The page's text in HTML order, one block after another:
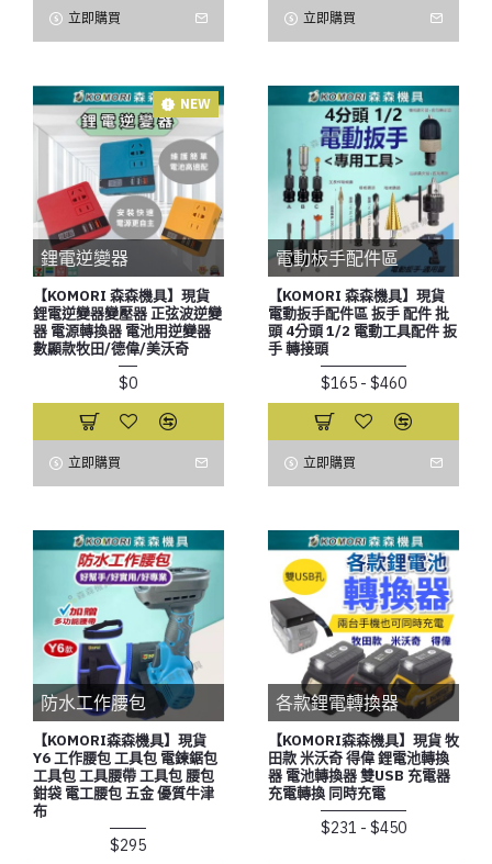
立即購買 立即購買
NEW
鋰電逆變器
【KOMORI 森森機具】現貨
鋰電逆變器變壓器 正弦波逆變
器 電源轉換器 電池用逆變器
數顯款牧田/德偉/美沃奇
$0
立即購買
電動板手配件區
【KOMORI 森森機具】現貨
電動扳手配件區 扳手 配件 批
頭 4分頭 1/2 電動工具配件 扳
手 轉接頭
$165 - $460
立即購買
防水工作腰包
【KOMORI森森機具】現貨
Y6 工作腰包 工具包 電鍊鋸包
工具包 工具腰帶 工具包 腰包
鉗袋 電工腰包 五金 優質牛津
布
$295
各款鋰電轉換器
【KOMORI森森機具】現貨 牧
田款 米沃奇 得偉 鋰電池轉換
器 電池轉換器 雙USB 充電器
充電轉換 同時充電
$231 - $450